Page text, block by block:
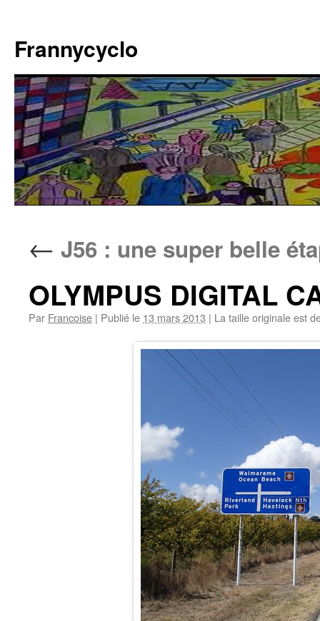
contenu
Frannycyclo
← J56 : une super belle
OLYMPUS DIGITAL
Par Francoise | Publié le 13 mars 2013 | La taille originale est